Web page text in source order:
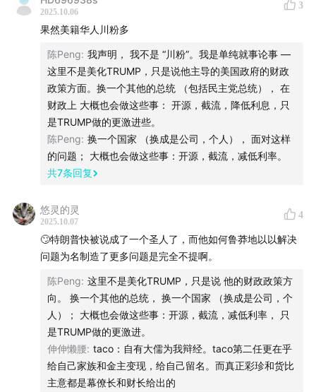
何每一味都苦？
21:13特朗普：既想减税，又要花钱，他的“政治魔术”
能持续多久？
23:47美国债务上限似乎听了很多年了，这次到底有什
么不一样？
29:17 当债务被货币化，美元还是“无风险资产”吗？黄
金为何再度成为避险的庇护所？
9、31:103人工智能，是美国对抗债务危机的“最后药方”，
还是新的泡沫？
32:43中国的另一条路：房地产退潮后的供给侧改革
与“高质量发展”。
36:39
中美两种节奏：美国靠印钞续命，中国靠克制
换未来。谁的选择更艰难？
43:10特朗普是承担了“历史的必然”吗？
2025.10.06
3
果然美籍华人川粉多
陈Peng: 我声明， 我不是 “川粉”。我是单纯就事论事 —
这里不是美化TRUMP，只是说他主导的美国政府的财政
政策方面。换一个其他的总统 （包括民主党总统）， 在
财政上 大概也会做这些事： 开源，截流，降低利息，只
是TRUMP做的更激进些。
陈Peng: 换一个国家 （换成是公司，个人）， 面对这样
的问题； 大概也会做这些事：开源，截流，减低利率。
共7条回复
悠灵的灵
2025.10.07
4
🙄特朗普快被说成了一个圣人了，而他如何鲁莽地以以解决
问题为名制造了更多问题是完全不提啊。
陈Peng: 这里不是美化TRUMP，只是说 他的财政政策方
向。 换一个其他的总统， 换一个国家 （换成是公司，个
人）； 大概也会做这些事：开源，截流，减低利率， 只
是TRUMP做的更激进。
伸伸懒腰: taco：自有大儒为我辩经。taco第二任更在乎
给自己家族和金主变现，给自己留名。而真正彩珍和货比
主意都是幕僚长和财长给出的